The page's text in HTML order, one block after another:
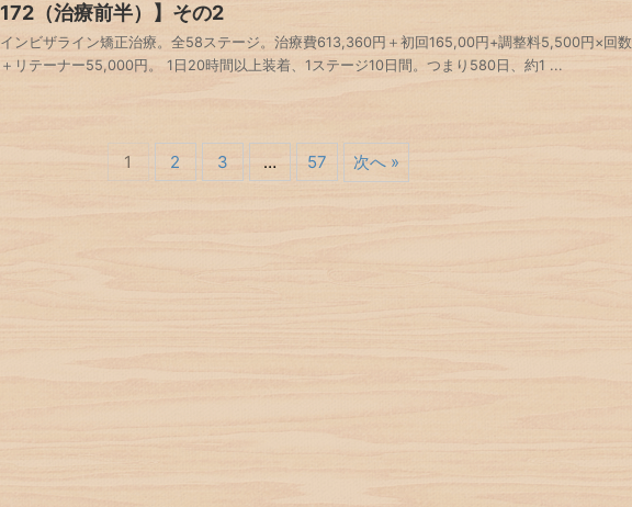
172（治療前半）】その2
インビザライン矯正治療。全58ステージ。治療費613,360円＋初回165,00円+調整料5,500円×回数
＋リテーナー55,000円。 1日20時間以上装着、1ステージ10日間。つまり580日、約1 ...
1 2 3 … 57 次へ »